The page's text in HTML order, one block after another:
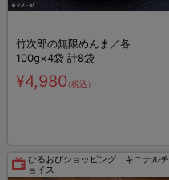
竹次郎の無限めんま／各
100g×4袋 計8袋
¥4,980（税込）
ひるおびショッピング キニナルチ
ョイス